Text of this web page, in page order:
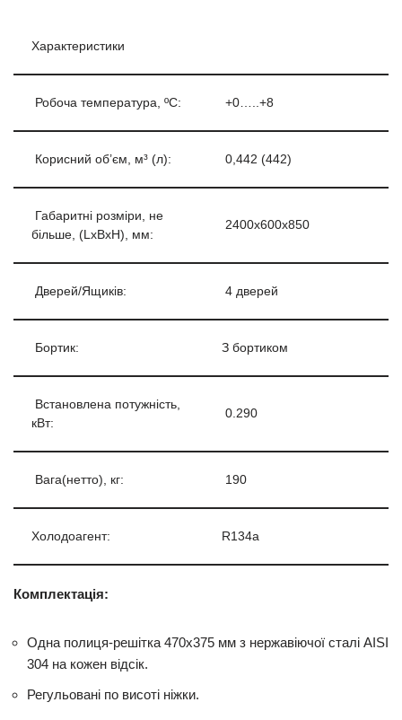
Характеристики
Робоча температура, ºС: +0…..+8
Корисний об’єм, м³ (л): 0,442 (442)
Габаритні розміри, не
більше, (LxBxH), мм:
2400х600х850
Дверей/Ящиків: 4 дверей
Бортик: З бортиком
Встановлена потужність,
кВт:
0.290
Вага(нетто), кг: 190
Холодоагент: R134a
Комплектація:
Одна полиця-решітка 470х375 мм з нержавіючої сталі AISI
304 на кожен відсік.
Регульовані по висоті ніжки.